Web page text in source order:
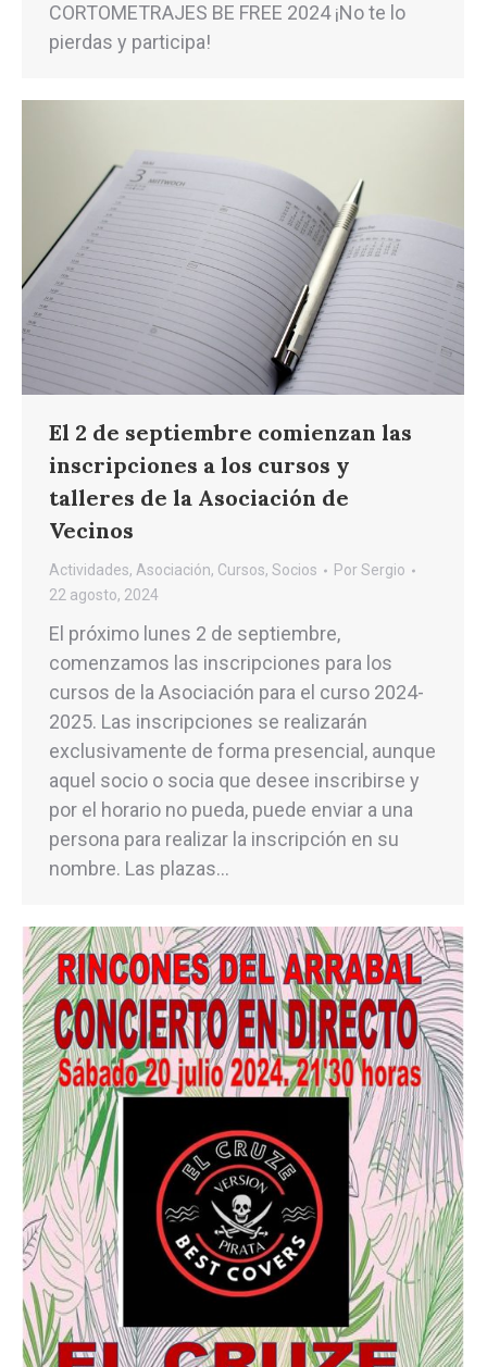
CORTOMETRAJES BE FREE 2024 ¡No te lo
pierdas y participa!
El 2 de septiembre comienzan las
inscripciones a los cursos y
talleres de la Asociación de
Vecinos
Actividades, Asociación, Cursos, Socios PorSergio
22 agosto, 2024
El próximo lunes 2 de septiembre,
comenzamos las inscripciones para los
cursos de la Asociación para el curso 2024-
2025. Las inscripciones se realizarán
exclusivamente de forma presencial, aunque
aquel socio o socia que desee inscribirse y
por el horario no pueda, puede enviar a una
persona para realizar la inscripción en su
nombre. Las plazas…